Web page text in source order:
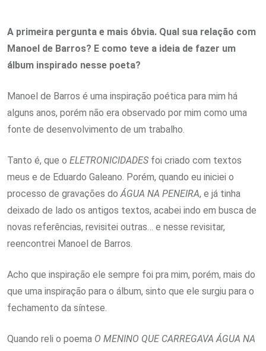
A primeira pergunta e mais óbvia. Qual sua relação com
Manoel de Barros? E como teve a ideia de fazer um
álbum inspirado nesse poeta?
Manoel de Barros é uma inspiração poética para mim há
alguns anos, porém não era observado por mim como uma
fonte de desenvolvimento de um trabalho.
Tanto é, que o ELETRONICIDADES foi criado com textos
meus e de Eduardo Galeano. Porém, quando eu iniciei o
processo de gravações doÁGUA NA PENEIRA, e já tinha
deixado de lado os antigos textos, acabei indo em busca de
novas referências, revisitei outras… e nesse revisitar,
reencontrei Manoel de Barros.
Acho que inspiração ele sempre foi pra mim, porém, mais do
que uma inspiração para o álbum, sinto que ele surgiu para o
fechamento da síntese.
Quando reli o poema O MENINO QUE CARREGAVA ÁGUA NA